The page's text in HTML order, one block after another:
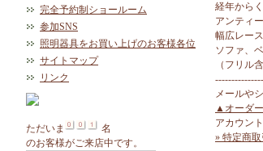
完全予約制ショールーム
参加SNS
照明器具をお買い上げのお客様各位
サイトマップ
リンク
ただいま
名
のお客様がご来店中です。
経年から
アンティ
幅広レー
ソファ、
（フリル
メールや
▲オーダ
アカウン
» 特定商